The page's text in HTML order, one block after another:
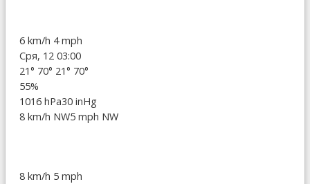
6 km/h 4 mph
Сря, 12 03:00
21° 70° 21° 70°
55%
1016 hPa30 inHg
8 km/h NW5 mph NW
8 km/h 5 mph